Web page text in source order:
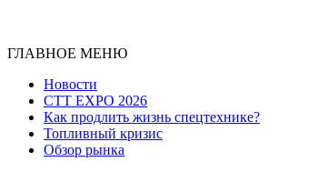
ГЛАВНОЕ МЕНЮ
Новости
CTT EXPO 2026
Как продлить жизнь спецтехнике?
Топливный кризис
Обзор рынка